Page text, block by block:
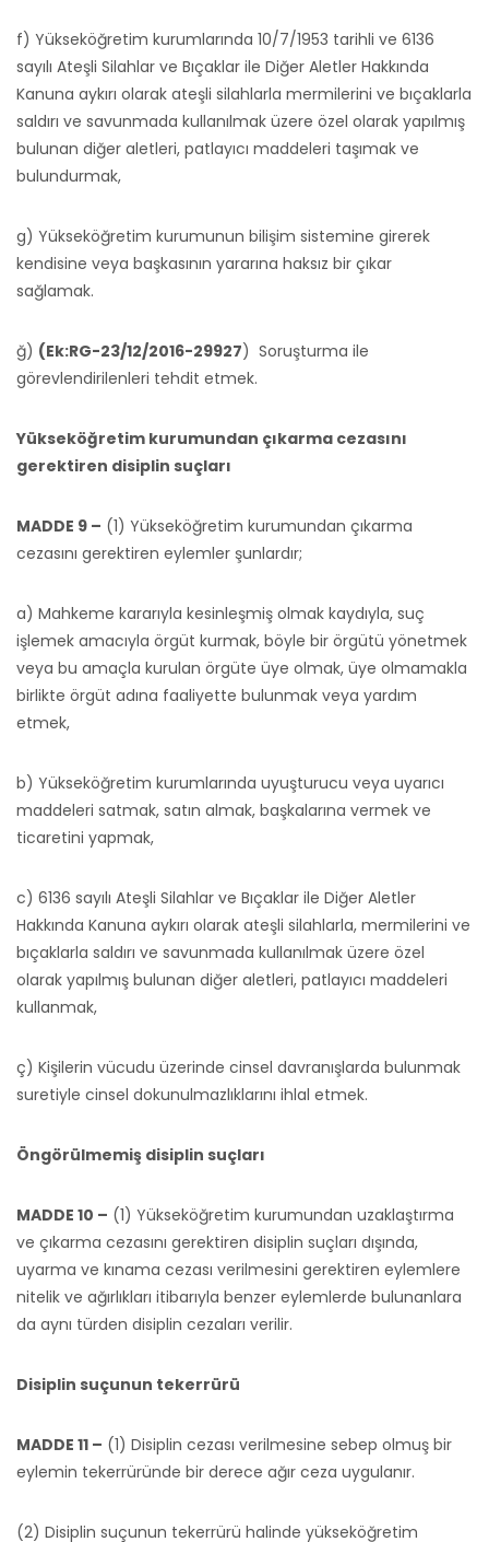
f) Yükseköğretim kurumlarında 10/7/1953 tarihli ve 6136
sayılı Ateşli Silahlar ve Bıçaklar ile Diğer Aletler Hakkında
Kanuna aykırı olarak ateşli silahlarla mermilerini ve bıçaklarla
saldırı ve savunmada kullanılmak üzere özel olarak yapılmış
bulunan diğer aletleri, patlayıcı maddeleri taşımak ve
bulundurmak,
g) Yükseköğretim kurumunun bilişim sistemine girerek
kendisine veya başkasının yararına haksız bir çıkar
sağlamak.
ğ) (Ek:RG-23/12/2016-29927) Soruşturma ile
görevlendirilenleri tehdit etmek.
Yükseköğretim kurumundan çıkarma cezasını
gerektiren disiplin suçları
MADDE 9 – (1) Yükseköğretim kurumundan çıkarma
cezasını gerektiren eylemler şunlardır;
a) Mahkeme kararıyla kesinleşmiş olmak kaydıyla, suç
işlemek amacıyla örgüt kurmak, böyle bir örgütü yönetmek
veya bu amaçla kurulan örgüte üye olmak, üye olmamakla
birlikte örgüt adına faaliyette bulunmak veya yardım
etmek,
b) Yükseköğretim kurumlarında uyuşturucu veya uyarıcı
maddeleri satmak, satın almak, başkalarına vermek ve
ticaretini yapmak,
c) 6136 sayılı Ateşli Silahlar ve Bıçaklar ile Diğer Aletler
Hakkında Kanuna aykırı olarak ateşli silahlarla, mermilerini ve
bıçaklarla saldırı ve savunmada kullanılmak üzere özel
olarak yapılmış bulunan diğer aletleri, patlayıcı maddeleri
kullanmak,
ç) Kişilerin vücudu üzerinde cinsel davranışlarda bulunmak
suretiyle cinsel dokunulmazlıklarını ihlal etmek.
Öngörülmemiş disiplin suçları
MADDE 10 – (1) Yükseköğretim kurumundan uzaklaştırma
ve çıkarma cezasını gerektiren disiplin suçları dışında,
uyarma ve kınama cezası verilmesini gerektiren eylemlere
nitelik ve ağırlıkları itibarıyla benzer eylemlerde bulunanlara
da aynı türden disiplin cezaları verilir.
Disiplin suçunun tekerrürü
MADDE 11 – (1) Disiplin cezası verilmesine sebep olmuş bir
eylemin tekerrüründe bir derece ağır ceza uygulanır.
(2) Disiplin suçunun tekerrürü halinde yükseköğretim